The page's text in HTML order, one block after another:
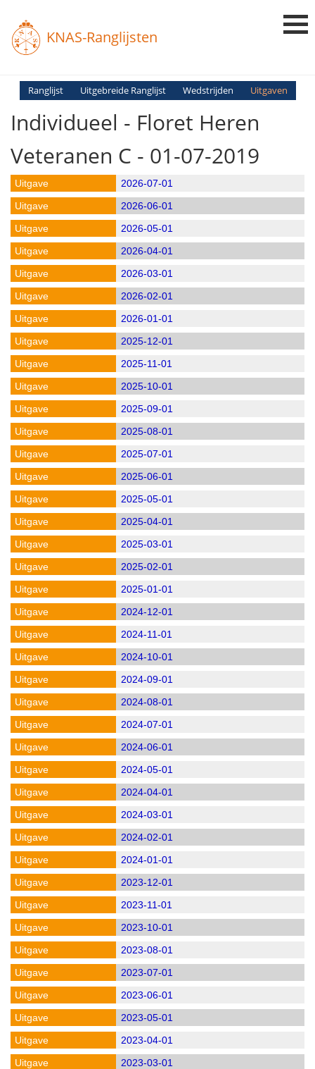
KNAS-Ranglijsten
Login
Ranglijst Uitgebreide Ranglijst Wedstrijden Uitgaven
Individueel - Floret Heren
Veteranen C - 01-07-2019
2026-07-01
2026-06-01
2026-05-01
2026-04-01
2026-03-01
2026-02-01
2026-01-01
2025-12-01
2025-11-01
2025-10-01
2025-09-01
2025-08-01
2025-07-01
2025-06-01
2025-05-01
2025-04-01
2025-03-01
2025-02-01
2025-01-01
2024-12-01
2024-11-01
2024-10-01
2024-09-01
2024-08-01
2024-07-01
2024-06-01
2024-05-01
2024-04-01
2024-03-01
2024-02-01
2024-01-01
2023-12-01
2023-11-01
2023-10-01
2023-08-01
2023-07-01
2023-06-01
2023-05-01
2023-04-01
2023-03-01